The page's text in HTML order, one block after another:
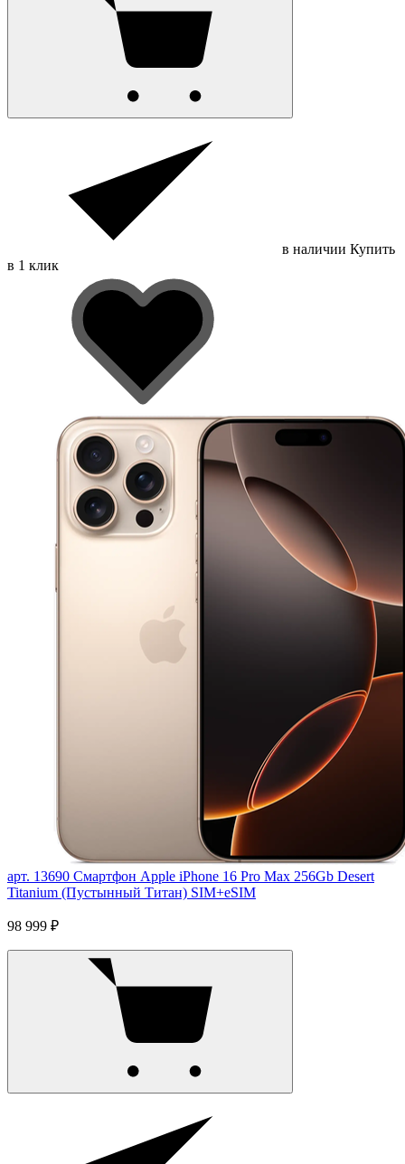
в наличии Купить
в 1 клик
арт. 13690 Смартфон Apple iPhone 16 Pro Max 256Gb Desert
Titanium (Пустынный Титан) SIM+eSIM
98 999 ₽